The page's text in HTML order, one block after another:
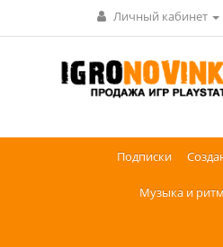
Личный кабинет
Подписки
Музыка и ритм